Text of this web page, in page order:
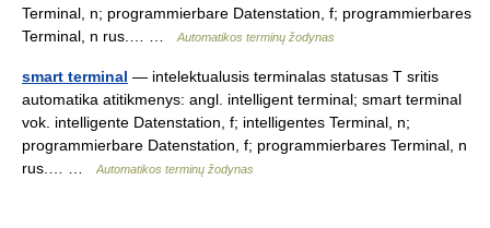
Terminal, n; programmierbare Datenstation, f; programmierbares
Terminal, n rus.… …
Automatikos terminų žodynas
smart terminal — intelektualusis terminalas statusas T sritis
automatika atitikmenys: angl. intelligent terminal; smart terminal
vok. intelligente Datenstation, f; intelligentes Terminal, n;
programmierbare Datenstation, f; programmierbares Terminal, n
rus.… …
Automatikos terminų žodynas